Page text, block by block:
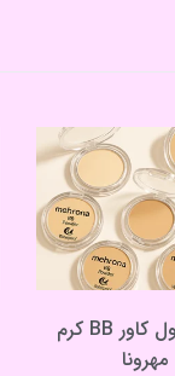
پنکک فول کاور BB کرم
مهرونا